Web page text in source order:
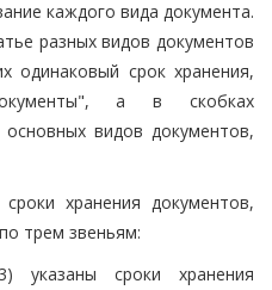
каждого вида документа.
разных видов документов
срок хранения,
а в скобках
видов документов,
хранения документов,
трем звеньям:
сроки хранения